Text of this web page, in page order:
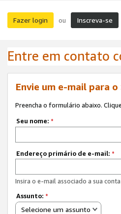
Fazer login ou Inscreva-se
Entre em contato
Envie um e-mail para
Preencha o formulário abaixo.
Seu nome: *
Endereço primário de e-mail: *
Insira o e-mail associado a sua
Assunto: *
Selecione um assunto